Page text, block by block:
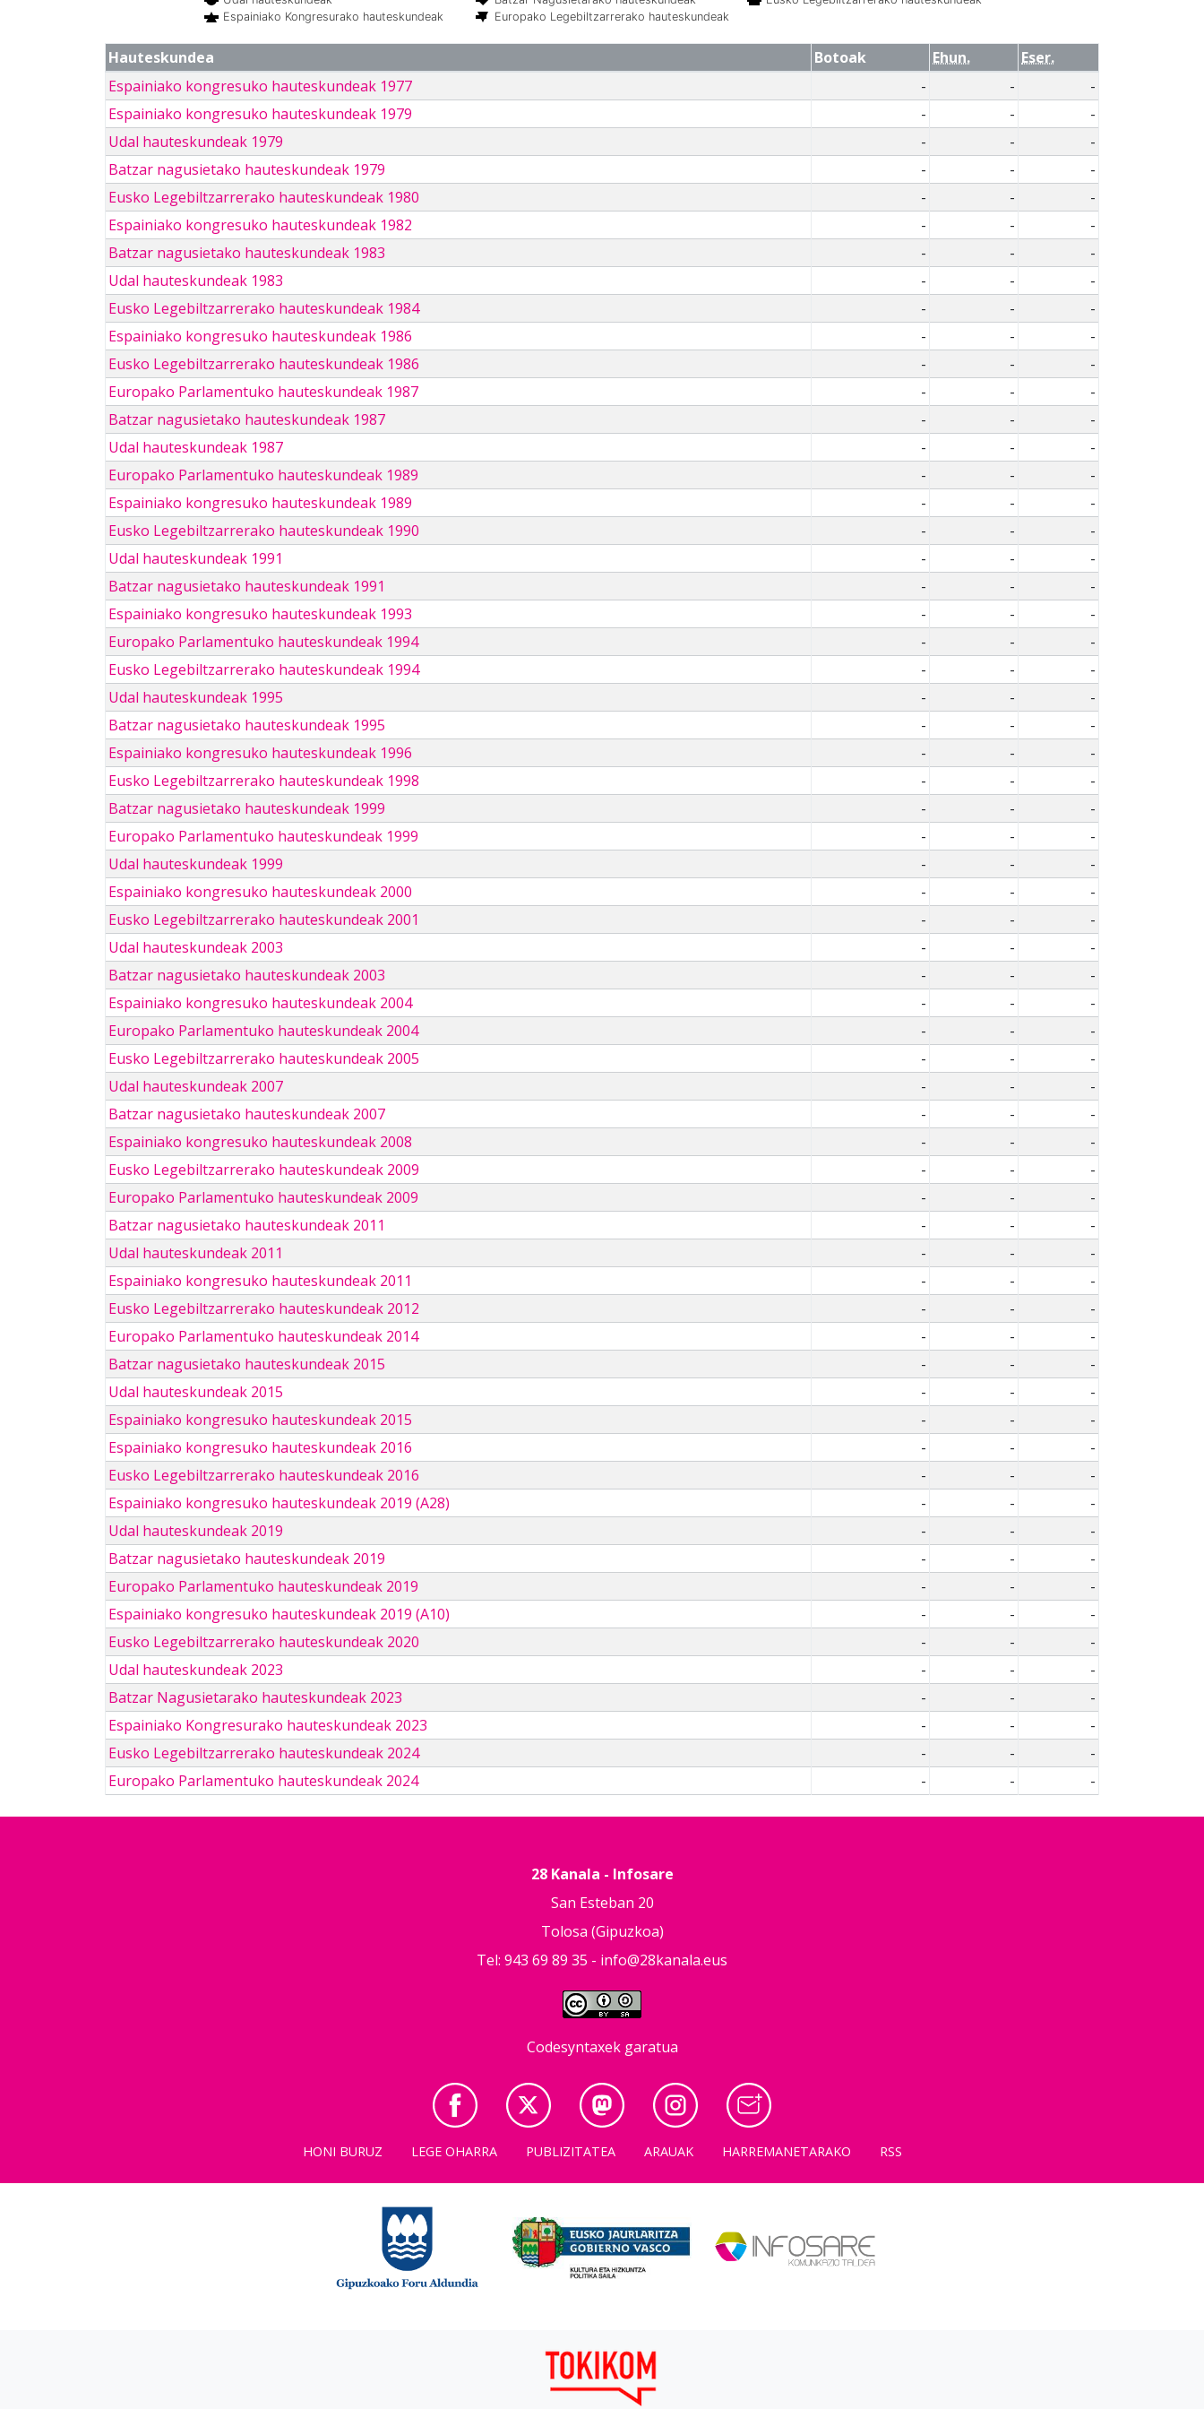
Espainiako Kongresurako hauteskundeak
Europako Legebiltzarrerako hauteskundeak
Hauteskundea Botoak Ehun.
Eser.
Espainiako kongresuko hauteskundeak 1977
- -
-
Espainiako kongresuko hauteskundeak 1979
- -
-
Udal hauteskundeak 1979
- -
-
Batzar nagusietako hauteskundeak 1979
- -
-
Eusko Legebiltzarrerako hauteskundeak 1980
- -
-
Espainiako kongresuko hauteskundeak 1982
- -
-
Batzar nagusietako hauteskundeak 1983
- -
-
Udal hauteskundeak 1983
- -
-
Eusko Legebiltzarrerako hauteskundeak 1984
- -
-
Espainiako kongresuko hauteskundeak 1986
- -
-
Eusko Legebiltzarrerako hauteskundeak 1986
- -
-
Europako Parlamentuko hauteskundeak 1987
- -
-
Batzar nagusietako hauteskundeak 1987
- -
-
Udal hauteskundeak 1987
- -
-
Europako Parlamentuko hauteskundeak 1989
- -
-
Espainiako kongresuko hauteskundeak 1989
- -
-
Eusko Legebiltzarrerako hauteskundeak 1990
- -
-
Udal hauteskundeak 1991
- -
-
Batzar nagusietako hauteskundeak 1991
- -
-
Espainiako kongresuko hauteskundeak 1993
- -
-
Europako Parlamentuko hauteskundeak 1994
- -
-
Eusko Legebiltzarrerako hauteskundeak 1994
- -
-
Udal hauteskundeak 1995
- -
-
Batzar nagusietako hauteskundeak 1995
- -
-
Espainiako kongresuko hauteskundeak 1996
- -
-
Eusko Legebiltzarrerako hauteskundeak 1998
- -
-
Batzar nagusietako hauteskundeak 1999
- -
-
Europako Parlamentuko hauteskundeak 1999
- -
-
Udal hauteskundeak 1999
- -
-
Espainiako kongresuko hauteskundeak 2000
- -
-
Eusko Legebiltzarrerako hauteskundeak 2001
- -
-
Udal hauteskundeak 2003
- -
-
Batzar nagusietako hauteskundeak 2003
- -
-
Espainiako kongresuko hauteskundeak 2004
- -
-
Europako Parlamentuko hauteskundeak 2004
- -
-
Eusko Legebiltzarrerako hauteskundeak 2005
- -
-
Udal hauteskundeak 2007
- -
-
Batzar nagusietako hauteskundeak 2007
- -
-
Espainiako kongresuko hauteskundeak 2008
- -
-
Eusko Legebiltzarrerako hauteskundeak 2009
- -
-
Europako Parlamentuko hauteskundeak 2009
- -
-
Batzar nagusietako hauteskundeak 2011
- -
-
Udal hauteskundeak 2011
- -
-
Espainiako kongresuko hauteskundeak 2011
- -
-
Eusko Legebiltzarrerako hauteskundeak 2012
- -
-
Europako Parlamentuko hauteskundeak 2014
- -
-
Batzar nagusietako hauteskundeak 2015
- -
-
Udal hauteskundeak 2015
- -
-
Espainiako kongresuko hauteskundeak 2015
- -
-
Espainiako kongresuko hauteskundeak 2016
- -
-
Eusko Legebiltzarrerako hauteskundeak 2016
- -
-
Espainiako kongresuko hauteskundeak 2019 (A28)
- -
-
Udal hauteskundeak 2019
- -
-
Batzar nagusietako hauteskundeak 2019
- -
-
Europako Parlamentuko hauteskundeak 2019
- -
-
Espainiako kongresuko hauteskundeak 2019 (A10)
- -
-
Eusko Legebiltzarrerako hauteskundeak 2020
- -
-
Udal hauteskundeak 2023
- -
-
Batzar Nagusietarako hauteskundeak 2023
- -
-
Espainiako Kongresurako hauteskundeak 2023
- -
-
Eusko Legebiltzarrerako hauteskundeak 2024
- -
-
Europako Parlamentuko hauteskundeak 2024
- - -
28 Kanala - Infosare
San Esteban 20
Tolosa (Gipuzkoa)
Tel: 943 69 89 35 - info@28kanala.eus
Codesyntaxek garatua
HONI BURUZ LEGE OHARRA PUBLIZITATEA ARAUAK HARREMANETARAKO RSS